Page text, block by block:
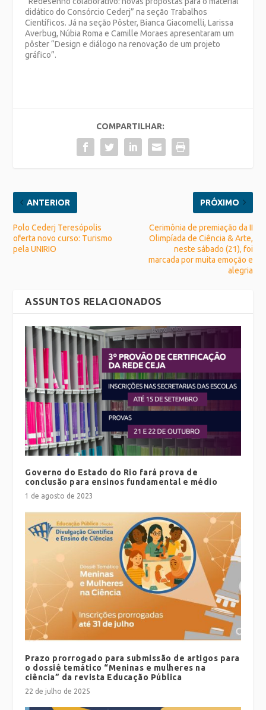
didático do Consórcio Cederj” na seção Trabalhos
Científicos. Já na seção Pôster, Bianca Giacomelli, Larissa
Averbug, Núbia Roma e Camille Moraes apresentaram um
pôster “Design e diálogo na renovação de um projeto
gráfico”.
COMPARTILHAR:
ANTERIOR
Polo Cederj Teresópolis
oferta novo curso: Turismo
pela UNIRIO
PRÓXIMO
Cerimônia de premiação da II
Olimpíada de Ciência & Arte,
neste sábado (21), foi
marcada por muita emoção e
alegria
ASSUNTOS RELACIONADOS
Governo do Estado do Rio fará prova de
conclusão para ensinos fundamental e médio
1 de agosto de 2023
Prazo prorrogado para submissão de artigos para
o dossiê temático “Meninas e mulheres na
ciência” da revista Educação Pública
22 de julho de 2025